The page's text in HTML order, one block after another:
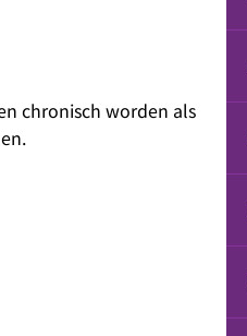
chronisch worden als